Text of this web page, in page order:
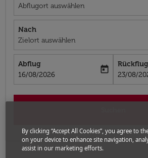
Abflugort auswählen
Nach
Zielort auswählen
Abflug
fc-booking-departure-date-aria-label
16/08/2026
today
Rückflug
fc-
23/08/
By clicking “Accept All Cookies”, you agree to
on your device to enhance site navigation,
assist in our marketing efforts.